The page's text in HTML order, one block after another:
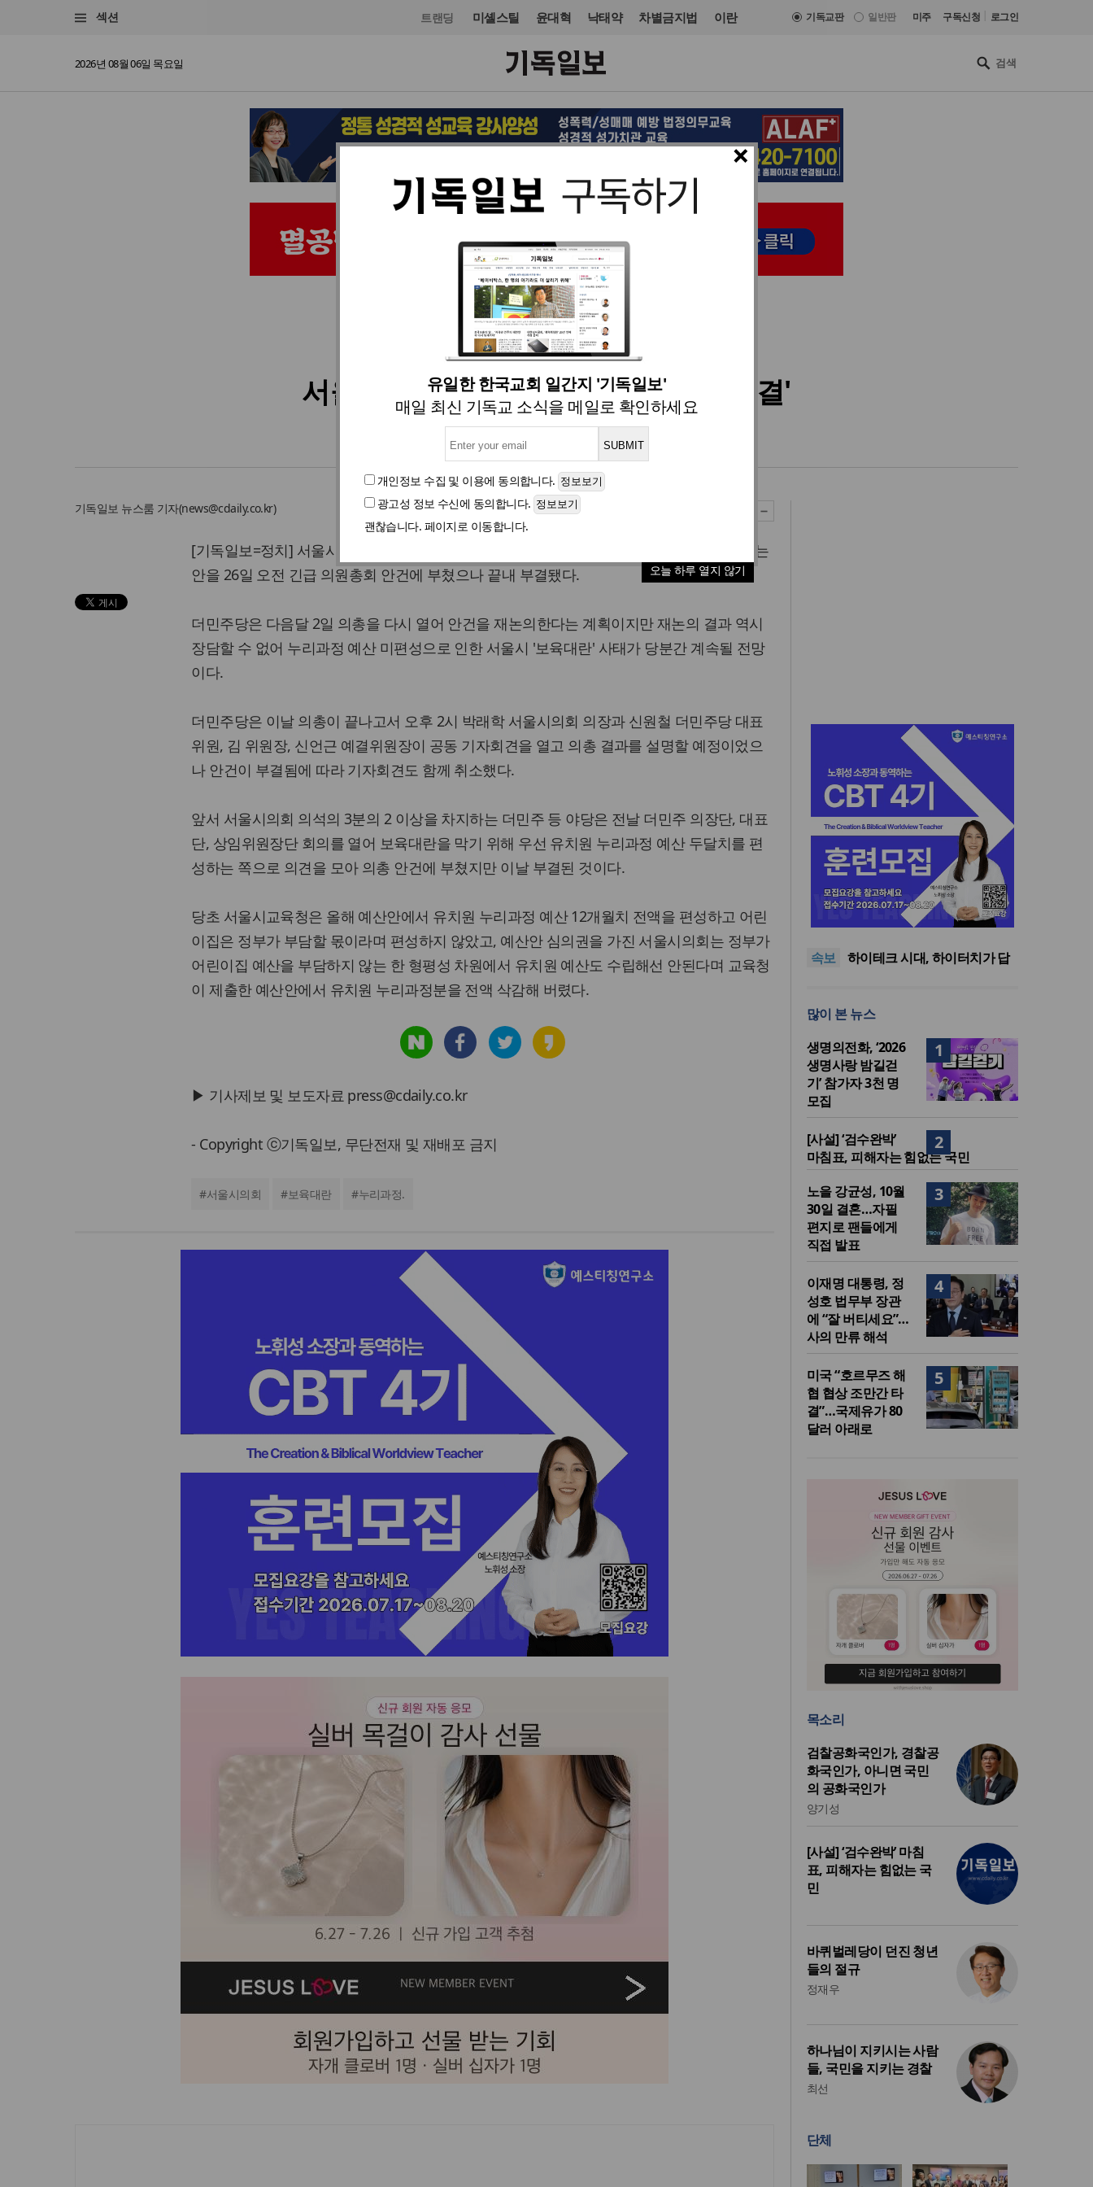
섹션 트랜딩 미셸스틸 윤대혁 낙태약 차별금지법 이란 기독교판 일반판 미주 구독신청 로그인
2026년 08월 06일 목요일
×
유일한 한국교회 일간지 '기독일보'
매일 최신 기독교 소식을 메일로 확인하세요
개인정보 수집 및 이용에 동의합니다.
광고성 정보 수신에 동의합니다.
괜찮습니다. 페이지로 이동합니다.
오늘 하루 열지 않기
정치일반 입력 2016. 01. 26 22:59
서울시의회 누리과정 예산안 편성 '부결'
시 '보육대란' 당분간 '지속'
기독일보 뉴스룸 기자(news@cdaily.co.kr)
[기독일보=정치] 서울시의회 더불어민주당이 유치원 누리과정 예산 2개월분를 우선 편성하는
안을 26일 오전 긴급 의원총회 안건에 부쳤으나 끝내 부결됐다.
더민주당은 다음달 2일 의총을 다시 열어 안건을 재논의한다는 계획이지만 재논의 결과 역시
장담할 수 없어 누리과정 예산 미편성으로 인한 서울시 '보육대란' 사태가 당분간 계속될 전망
이다.
더민주당은 이날 의총이 끝나고서 오후 2시 박래학 서울시의회 의장과 신원철 더민주당 대표
위원, 김 위원장, 신언근 예결위원장이 공동 기자회견을 열고 의총 결과를 설명할 예정이었으
나 안건이 부결됨에 따라 기자회견도 함께 취소했다.
앞서 서울시의회 의석의 3분의 2 이상을 차지하는 더민주 등 야당은 전날 더민주 의장단, 대표
단, 상임위원장단 회의를 열어 보육대란을 막기 위해 우선 유치원 누리과정 예산 두달치를 편
성하는 쪽으로 의견을 모아 의총 안건에 부쳤지만 이날 부결된 것이다.
당초 서울시교육청은 올해 예산안에서 유치원 누리과정 예산 12개월치 전액을 편성하고 어린
이집은 정부가 부담할 몫이라며 편성하지 않았고, 예산안 심의권을 가진 서울시의회는 정부가
어린이집 예산을 부담하지 않는 한 형평성 차원에서 유치원 예산도 수립해선 안된다며 교육청
이 제출한 예산안에서 유치원 누리과정분을 전액 삭감해 버렸다.
▶ 기사제보 및 보도자료 press@cdaily.co.kr
- Copyright ⓒ기독일보, 무단전재 및 재배포 금지
#서울시의회 #보육대란 #누리과정.
속보
사랑과 공의로 열리는 하나님
나라의 회복 원리
어쿠스틱 피아노 찬송가 시리
가을학기 개강… “다음세대 선
하이테크 시대, 하이터치가 답
나라의 회복 원리
어쿠스틱 피아노 찬송가 시리
즈의 새 앨범 발매
많이 본 뉴스
1
생명의전화, ‘2026
생명사랑 밤길걷
기’ 참가자 3천 명
모집
2
[사설] ‘검수완박’
마침표, 피해자는 힘없는 국민
3
노을 강균성, 10월
30일 결혼…자필
편지로 팬들에게
직접 발표
4
이재명 대통령, 정
성호 법무부 장관
에 “잘 버티세요”…
사의 만류 해석
5
미국 “호르무즈 해
협 협상 조만간 타
결”…국제유가 80
달러 아래로
목소리
검찰공화국인가, 경찰공
화국인가, 아니면 국민
의 공화국인가
양기성
[사설] ‘검수완박’ 마침
표, 피해자는 힘없는 국
민
바퀴벌레당이 던진 청년
들의 절규
정재우
하나님이 지키시는 사람
들, 국민을 지키는 경찰
최선
단체